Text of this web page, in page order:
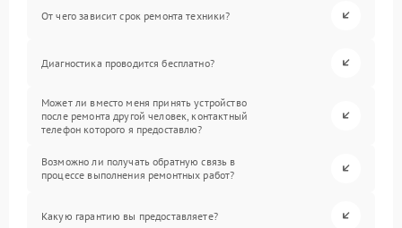
От чего зависит срок ремонта техники?
Диагностика проводится бесплатно?
Может ли вместо меня принять устройство
после ремонта другой человек, контактный
телефон которого я предоставлю?
Возможно ли получать обратную связь в
процессе выполнения ремонтных работ?
Какую гарантию вы предоставляете?